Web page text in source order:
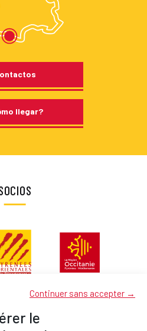
le
Continuer sans accepter →
llegar?